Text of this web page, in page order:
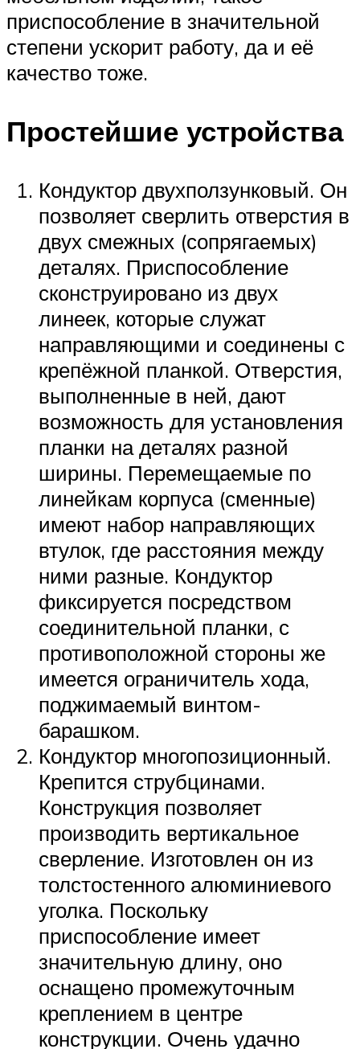
приспособление в значительной
степени ускорит работу, да и её
качество тоже.
Простейшие устройства
Кондуктор двухползунковый. Он
позволяет сверлить отверстия в
двух смежных (сопрягаемых)
деталях. Приспособление
сконструировано из двух
линеек, которые служат
направляющими и соединены с
крепёжной планкой. Отверстия,
выполненные в ней, дают
возможность для установления
планки на деталях разной
ширины. Перемещаемые по
линейкам корпуса (сменные)
имеют набор направляющих
втулок, где расстояния между
ними разные. Кондуктор
фиксируется посредством
соединительной планки, с
противоположной стороны же
имеется ограничитель хода,
поджимаемый винтом-
барашком.
Кондуктор многопозиционный.
Крепится струбцинами.
Конструкция позволяет
производить вертикальное
сверление. Изготовлен он из
толстостенного алюминиевого
уголка. Поскольку
приспособление имеет
значительную длину, оно
оснащено промежуточным
креплением в центре
конструкции. Очень удачно